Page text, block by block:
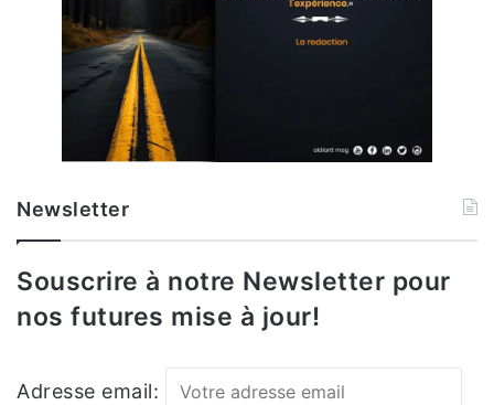
LAST POPPER
LAST POPPER LAST POPPER
Newsletter
Souscrire à notre Newsletter pour
nos futures mise à jour!
Adresse email: